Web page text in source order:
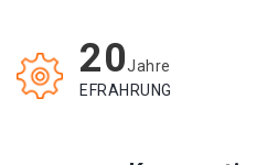
20Jahre
EFRAHRUNG